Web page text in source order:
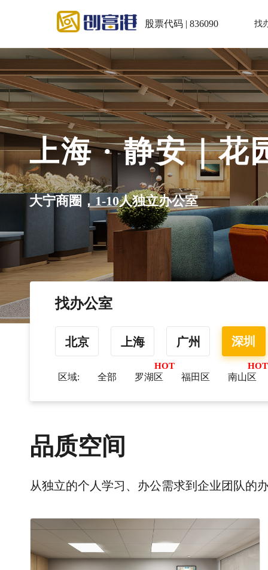
股票代码 | 836090 找
上海 · 静安｜花
大宁商圈，1-10人独立办公室
找办公室
北京 上海 广州 深圳
区域: 全部 罗湖区 福田区 南山区
品质空间
从独立的个人学习、办公需求到企业团队的